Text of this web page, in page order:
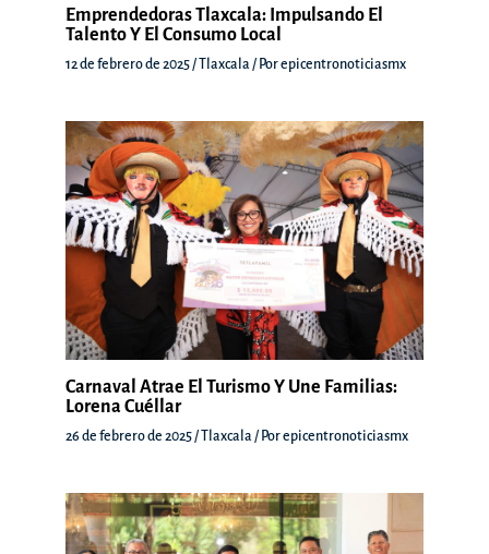
Emprendedoras Tlaxcala: Impulsando El
Talento Y El Consumo Local
12 de febrero de 2025/ Tlaxcala / Porepicentronoticiasmx
Carnaval Atrae El Turismo Y Une Familias:
Lorena Cuéllar
26 de febrero de 2025/ Tlaxcala / Porepicentronoticiasmx